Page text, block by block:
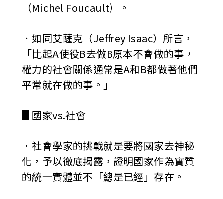
（Michel Foucault）。
．如同艾薩克（Jeffrey Isaac）所言，
「比起A使役B去做B原本不會做的事，
權力的社會關係通常是A和B都做著他們
平常就在做的事。」
▊國家vs.社會
．社會學家的挑戰就是要將國家去神秘
化，予以徹底揭露，證明國家作為實質
的統一實體並不「總是已經」存在。